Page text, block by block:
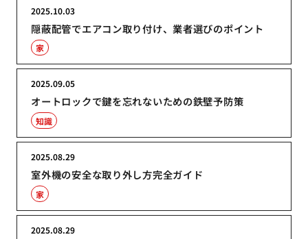
隠蔽配管でエアコン取り付け、業者選びのポイント
2025.10.03
家
オートロックで鍵を忘れないための鉄壁予防策
2025.09.05
知識
室外機の安全な取り外し方完全ガイド
2025.08.29
家
2025.08.29